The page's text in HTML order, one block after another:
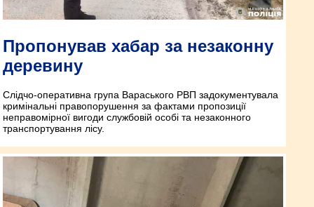
Пропонував хабар за незаконну
деревину
Слідчо-оперативна група Вараського РВП задокументувала
кримінальні правопорушення за фактами пропозиції
неправомірної вигоди службовій особі та незаконного
транспортування лісу.